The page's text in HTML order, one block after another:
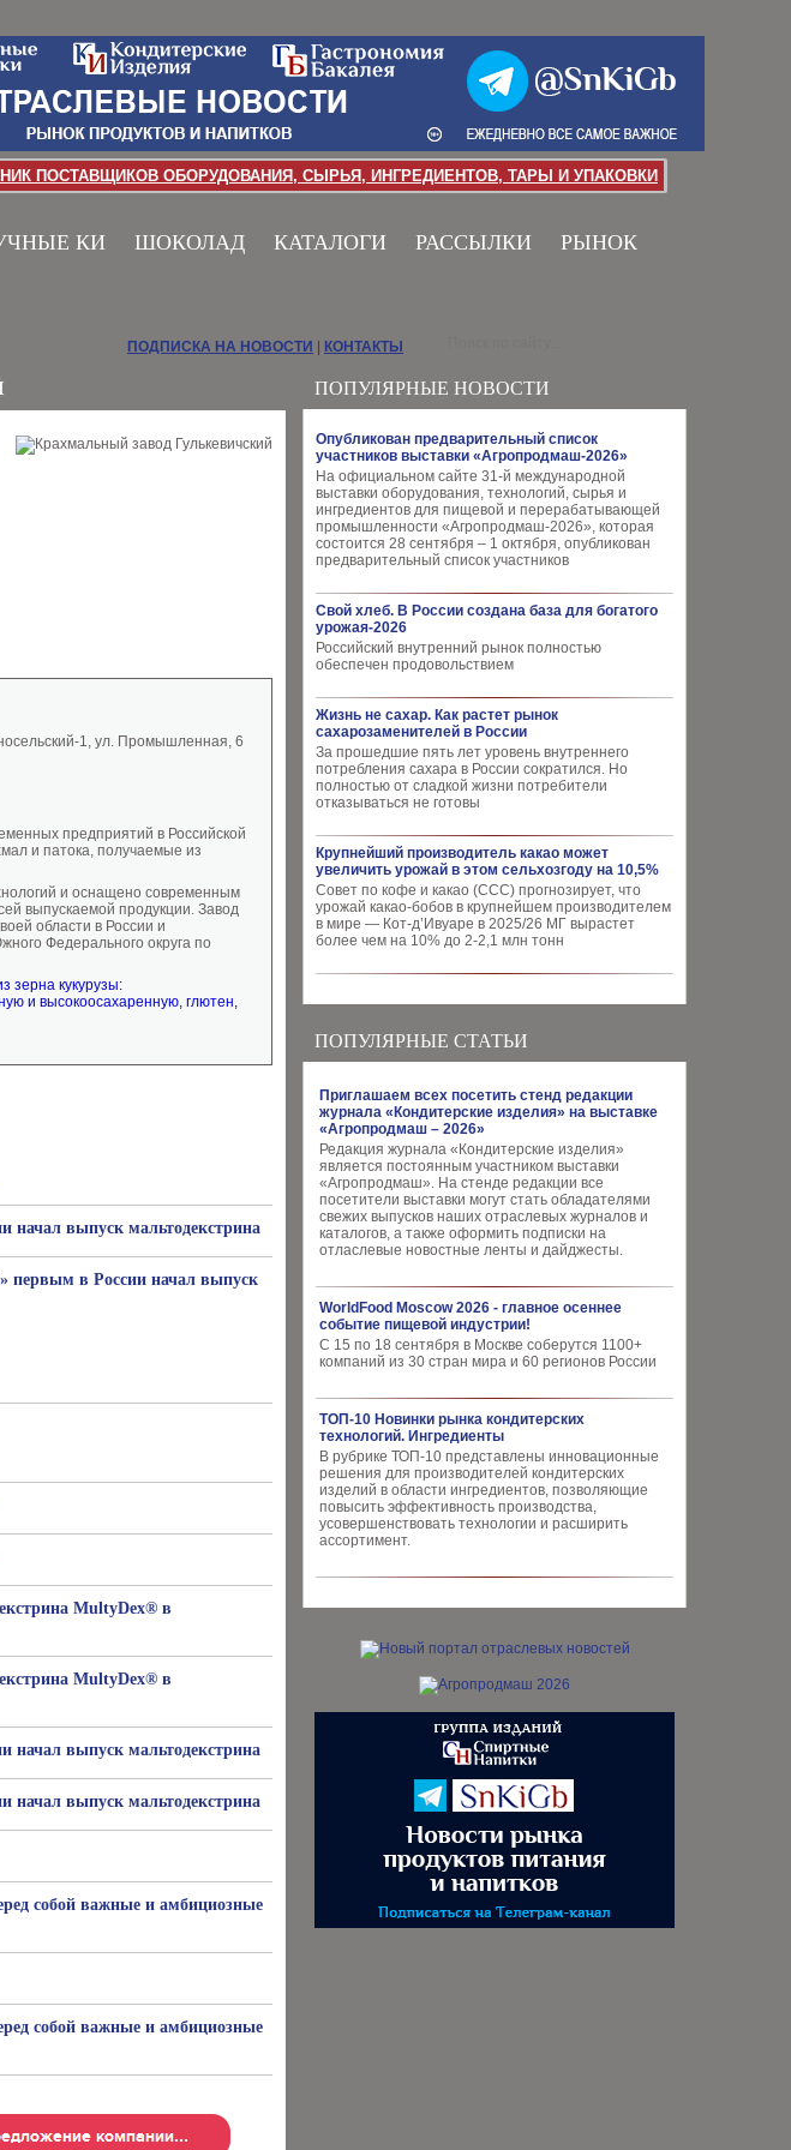
ПОСТАВЩИКОВ ОБОРУДОВАНИЯ, СЫРЬЯ, ИНГРЕДИЕНТОВ, ТАРЫ И УПАКОВКИ
КИ ШОКОЛАД КАТАЛОГИ РАССЫЛКИ РЫНОК
ПОПУЛЯРНЫЕ НОВОСТИ
Опубликован предварительный список
участников выставки «Агропродмаш-2026»
На официальном сайте 31-й международной
выставки оборудования, технологий, сырья и
ингредиентов для пищевой и перерабатывающей
промышленности «Агропродмаш-2026», которая
состоится 28 сентября – 1 октября, опубликован
предварительный список участников
Свой хлеб. В России создана база для богатого
урожая-2026
Российский внутренний рынок полностью
обеспечен продовольствием
Жизнь не сахар. Как растет рынок
сахарозаменителей в России
За прошедшие пять лет уровень внутреннего
потребления сахара в России сократился. Но
полностью от сладкой жизни потребители
отказываться не готовы
Крупнейший производитель какао может
увеличить урожай в этом сельхозгоду на 10,5%
Совет по кофе и какао (CCC) прогнозирует, что
урожай какао-бобов в крупнейшем производителем
в мире — Кот-д’Ивуаре в 2025/26 МГ вырастет
более чем на 10% до 2-2,1 млн тонн
ПОПУЛЯРНЫЕ СТАТЬИ
Приглашаем всех посетить стенд редакции
журнала «Кондитерские изделия» на выставке
«Агропродмаш – 2026»
Редакция журнала «Кондитерские изделия»
является постоянным участником выставки
«Агропродмаш». На стенде редакции все
посетители выставки могут стать обладателями
свежих выпусков наших отраслевых журналов и
каталогов, а также оформить подписки на
отласлевые новостные ленты и дайджесты.
WorldFood Moscow 2026 - главное осеннее
событие пищевой индустрии!
С 15 по 18 сентября в Москве соберутся 1100+
компаний из 30 стран мира и 60 регионов России
ТОП-10 Новинки рынка кондитерских
технологий. Ингредиенты
В рубрике ТОП-10 представлены инновационные
решения для производителей кондитерских
изделий в области ингредиентов, позволяющие
повысить эффективность производства,
усовершенствовать технологии и расширить
ассортимент.
ПОДПИСКА НА НОВОСТИ КОНТАКТЫ
1, ул. Промышленная, 6
предприятий в Российской
и патока, получаемые из
и оснащено современным
выпускаемой продукции. Завод
области в России и
Федерального округа по
зерна кукурузы:
и высокоосахаренную, глютен,
начал выпуск мальтодекстрина
первым в России начал выпуск
MultyDex® в
MultyDex® в
начал выпуск мальтодекстрина
начал выпуск мальтодекстрина
собой важные и амбициозные
собой важные и амбициозные